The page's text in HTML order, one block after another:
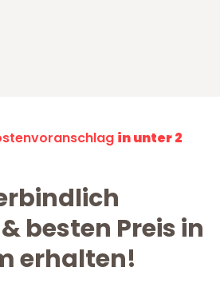
in unter 2
besten Preis in
erhalten!